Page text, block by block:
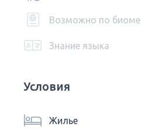
Возможно по
Знание языка
Условия
Жилье